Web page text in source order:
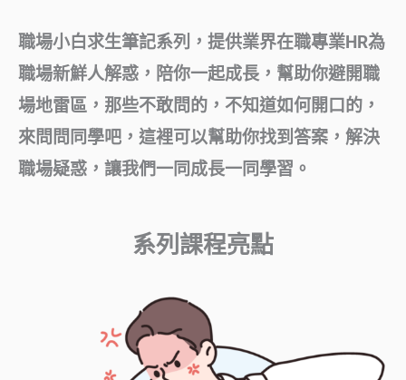
職場小白求生筆記系列，提供業界在職專業HR為
職場新鮮人解惑，陪你一起成長，幫助你避開職
場地雷區，那些不敢問的，不知道如何開口的，
來問問同學吧，這裡可以幫助你找到答案，解決
職場疑惑，讓我們一同成長一同學習。
系列課程亮點